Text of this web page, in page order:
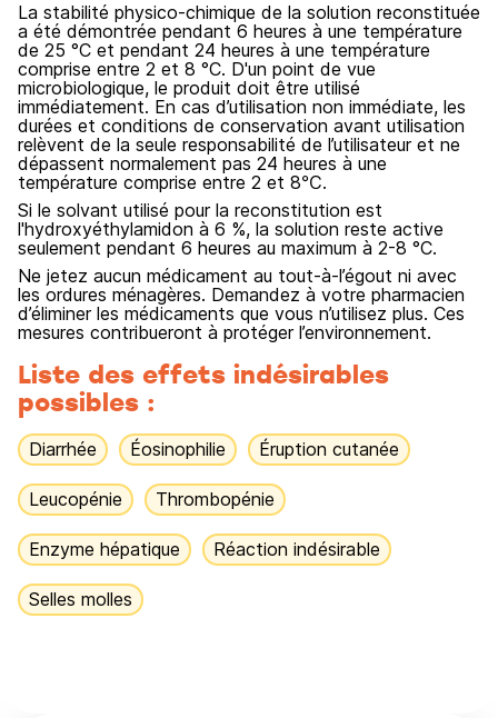
La stabilité physico-chimique de la solution reconstituée
a été démontrée pendant 6 heures à une température
de 25 °C et pendant 24 heures à une température
comprise entre 2 et 8 °C. D'un point de vue
microbiologique, le produit doit être utilisé
immédiatement. En cas d’utilisation non immédiate, les
durées et conditions de conservation avant utilisation
relèvent de la seule responsabilité de l’utilisateur et ne
dépassent normalement pas 24 heures à une
température comprise entre 2 et 8℃.
Si le solvant utilisé pour la reconstitution est
l'hydroxyéthylamidon à 6 %, la solution reste active
seulement pendant 6 heures au maximum à 2-8 °C.
Ne jetez aucun médicament au tout-à-l’égout ni avec
les ordures ménagères. Demandez à votre pharmacien
d’éliminer les médicaments que vous n’utilisez plus. Ces
mesures contribueront à protéger l’environnement.
Liste des effets indésirables
possibles :
Diarrhée Éosinophilie Éruption cutanée
Leucopénie Thrombopénie
Enzyme hépatique Réaction indésirable
Selles molles